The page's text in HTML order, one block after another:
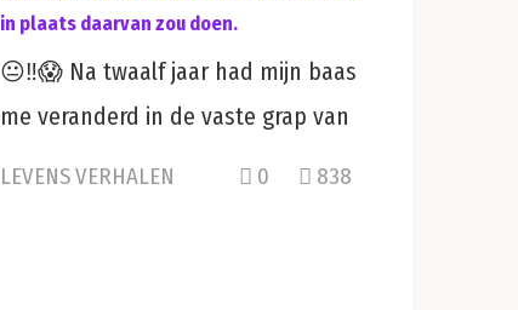
in plaats daarvan zou doen.
😐‼️😱 Na twaalf jaar had mijn baas
me veranderd in de vaste grap van
LEVENS VERHALEN 0 838